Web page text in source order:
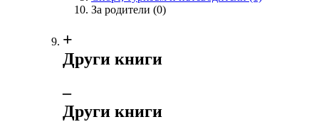
За родители (0)
+
Други книги
‒
Други книги